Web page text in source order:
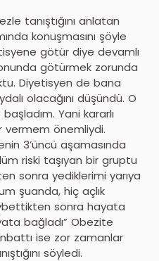
tanıştığını anlatan
konuşmasını şöyle
götür diye devamlı
götürmek zorunda
Diyetisyen de bana
olacağını düşündü. O
Yani kararlı
vermem önemliydi.
3’üncü aşamasında
riski taşıyan bir gruptu
sonra yediklerimi yarıya
şuanda, hiç açlık
sonra hayata
bağladı” Obezite
ise zor zamanlar
söyledi.